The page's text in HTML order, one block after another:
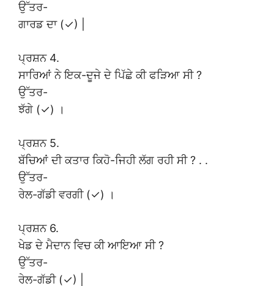
ਉੱਤਰ-
ਗਾਰਡ ਦਾ (✓) |
ਪ੍ਰਸ਼ਨ 4.
ਸਾਰਿਆਂ ਨੇ ਇਕ-ਦੂਜੇ ਦੇ ਪਿੱਛੇ ਕੀ ਫੜਿਆ ਸੀ ?
ਉੱਤਰ-
ਝੱਗੇ (✓) ।
ਪ੍ਰਸ਼ਨ 5.
ਬੱਚਿਆਂ ਦੀ ਕਤਾਰ ਕਿਹੋ-ਜਿਹੀ ਲੱਗ ਰਹੀ ਸੀ ? . .
ਉੱਤਰ-
ਰੇਲ-ਗੱਡੀ ਵਰਗੀ (✓) ।
ਪ੍ਰਸ਼ਨ 6.
ਖੇਡ ਦੇ ਮੈਦਾਨ ਵਿਚ ਕੀ ਆਇਆ ਸੀ ?
ਉੱਤਰ-
ਰੇਲ-ਗੱਡੀ (✓) |